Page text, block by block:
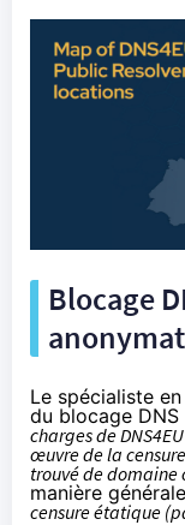
Blocage
anonymat
Le spécialiste
du blocage DNS
charges de
œuvre de la
trouvé de domaine
manière
censure étatique